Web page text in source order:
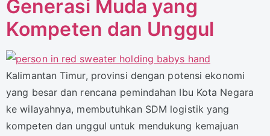
Generasi Muda yang
Kompeten dan Unggul
Kalimantan Timur, provinsi dengan potensi ekonomi
yang besar dan rencana pemindahan Ibu Kota Negara
ke wilayahnya, membutuhkan SDM logistik yang
kompeten dan unggul untuk mendukung kemajuan